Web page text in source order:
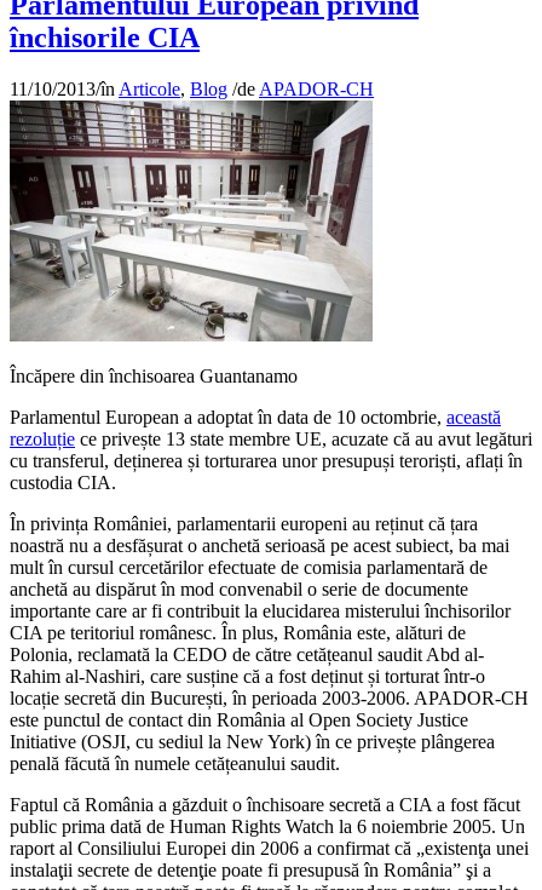
închisorile CIA
11/10/2013/în Articole, Blog /de APADOR-CH
Încăpere din închisoarea Guantanamo
Parlamentul European a adoptat în data de 10 octombrie, această
rezoluție ce privește 13 state membre UE, acuzate că au avut legături
cu transferul, deținerea și torturarea unor presupuși teroriști, aflați în
custodia CIA.
În privința României, parlamentarii europeni au reținut că țara
noastră nu a desfășurat o anchetă serioasă pe acest subiect, ba mai
mult în cursul cercetărilor efectuate de comisia parlamentară de
anchetă au dispărut în mod convenabil o serie de documente
importante care ar fi contribuit la elucidarea misterului închisorilor
CIA pe teritoriul românesc. În plus, România este, alături de
Polonia, reclamată la CEDO de către cetățeanul saudit Abd al-
Rahim al-Nashiri, care susține că a fost deținut și torturat într-o
locație secretă din București, în perioada 2003-2006. APADOR-CH
este punctul de contact din România al Open Society Justice
Initiative (OSJI, cu sediul la New York) în ce privește plângerea
penală făcută în numele cetățeanului saudit.
Faptul că România a găzduit o închisoare secretă a CIA a fost făcut
public prima dată de Human Rights Watch la 6 noiembrie 2005. Un
raport al Consiliului Europei din 2006 a confirmat că „existenţa unei
instalaţii secrete de detenţie poate fi presupusă în România” şi a